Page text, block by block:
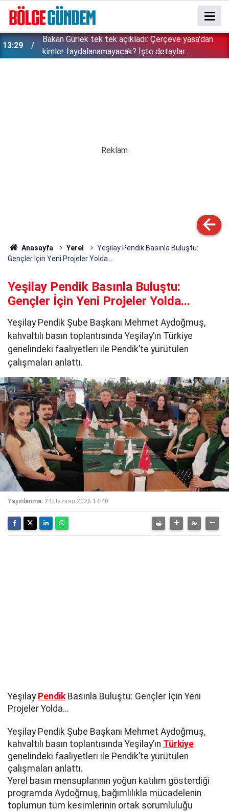
13:29
Bakan Gürlek tek tek açıkladı: Çerçeve yasa'dan
kimler faydalanamayacak? İşte detaylar...
Anasayfa Yerel
Yeşilay Pendik Basınla Buluştu:
Gençler İçin Yeni Projeler Yolda...
Yeşilay Pendik Basınla Buluştu:
Gençler İçin Yeni Projeler Yolda...
Yeşilay Pendik Şube Başkanı Mehmet Aydoğmuş,
kahvaltılı basın toplantısında Yeşilay’ın Türkiye
genelindeki faaliyetleri ile Pendik’te yürütülen
çalışmaları anlattı.
Yayınlanma: 24 Haziran 2026 14:40
Yeşilay PendikBasınla Buluştu: Gençler İçin Yeni
Projeler Yolda...
Yeşilay Pendik Şube Başkanı Mehmet Aydoğmuş,
kahvaltılı basın toplantısında Yeşilay’ın Türkiye
genelindeki faaliyetleri ile Pendik’te yürütülen
çalışmaları anlattı.
Yerel basın mensuplarının yoğun katılım gösterdiği
programda Aydoğmuş, bağımlılıkla mücadelenin
toplumun tüm kesimlerinin ortak sorumluluğu